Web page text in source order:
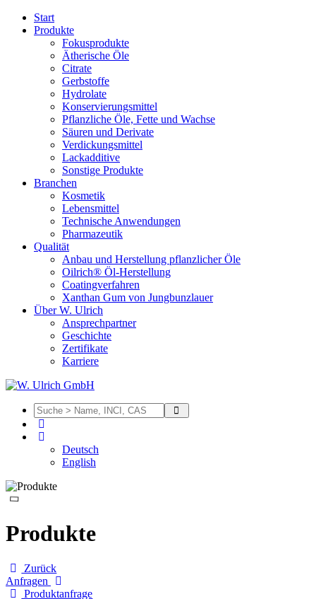
Start
Produkte
Fokusprodukte
Ätherische Öle
Citrate
Gerbstoffe
Hydrolate
Konservierungsmittel
Pflanzliche Öle, Fette und Wachse
Säuren und Derivate
Verdickungsmittel
Lackadditive
Sonstige Produkte
Branchen
Kosmetik
Lebensmittel
Technische Anwendungen
Pharmazeutik
Qualität
Anbau und Herstellung pflanzlicher Öle
Oilrich® Öl-Herstellung
Coatingverfahren
Xanthan Gum von Jungbunzlauer
Über W. Ulrich
Ansprechpartner
Geschichte
Zertifikate
Karriere
Deutsch
English
Produkte
Zurück
Anfragen
Produktanfrage